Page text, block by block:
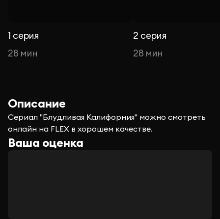
1 серия
28 мин
2 серия
28 мин
Описание
Сериал "Блудливая Калифорния" можно смотреть
онлайн на FLEX в хорошем качестве.
Ваша оценка